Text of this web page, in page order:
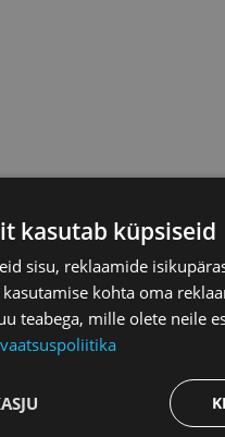
kasutab küpsiseid
sisu, reklaamide
kohta oma
teabega, mille olete neile